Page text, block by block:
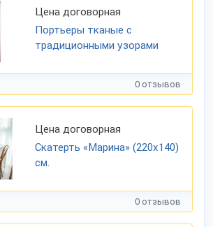
Цена договорная
Портьеры тканые с
традиционными узорами
0 отзывов
Цена договорная
Скатерть «Марина» (220х140)
см.
0 отзывов